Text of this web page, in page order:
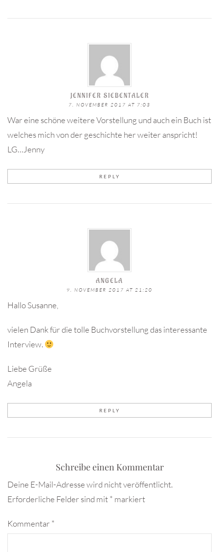
JENNIFER SIEBENTALER
7. NOVEMBER 2017 AT 7:03
War eine schöne weitere Vorstellung und auch ein Buch ist
welches mich von der geschichte her weiter anspricht!
LG…Jenny
REPLY
ANGELA
9. NOVEMBER 2017 AT 21:20
Hallo Susanne,
vielen Dank für die tolle Buchvorstellung das interessante
Interview.
Liebe Grüße
Angela
REPLY
Schreibe einen Kommentar
Deine E-Mail-Adresse wird nicht veröffentlicht.
Erforderliche Felder sind mit* markiert
Kommentar *